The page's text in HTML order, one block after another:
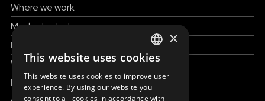
Where we work
Medical activities
How to help
Work with us
News & Stories
ENGLISH
SLOVAK
×
This website uses cookies
This website uses cookies to improve user
experience. By using our website you
consent to all cookies in accordance with